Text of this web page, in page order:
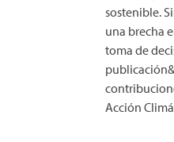
sostenible.
una brecha
toma de
Acción